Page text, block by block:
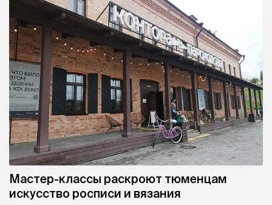
Мастер-классы раскроют тюменцам
искусство росписи и вязания